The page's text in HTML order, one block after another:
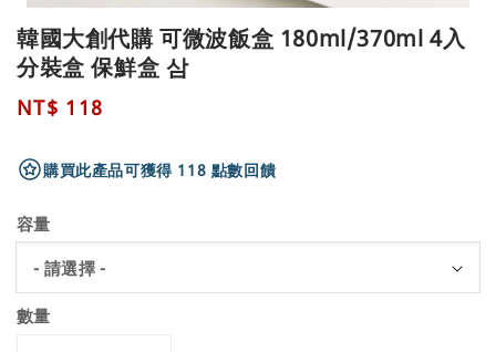
韓國大創代購 可微波飯盒 180ml/370ml 4入
分裝盒 保鮮盒 삼
Regular
NT$ 118
購買此產品可獲得 118 點數回饋
容量
數量